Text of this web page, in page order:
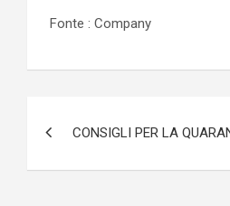
Fonte : Company
CONSIGLI PER LA